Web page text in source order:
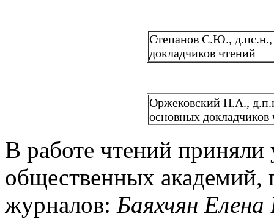
Степанов С.Ю.,
докладчиков чтений
Оржековский П.А.,
основных докладчиков
В работе чтений приняли
общественных академий,
журналов: Баяхчян Елена